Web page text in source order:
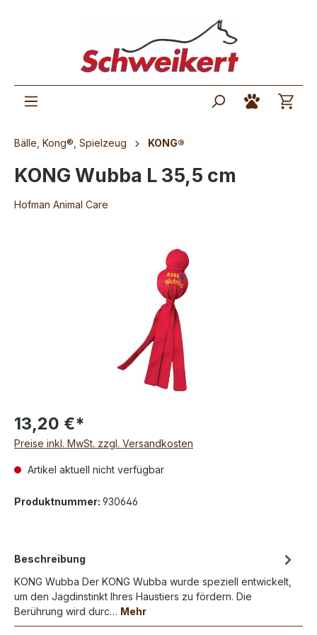
Bälle, Kong®, Spielzeug KONG®
KONG Wubba L 35,5 cm
Hofman Animal Care
13,20 €*
Preise inkl. MwSt. zzgl. Versandkosten
Artikel aktuell nicht verfügbar
Produktnummer: 930646
Beschreibung
KONG Wubba Der KONG Wubba wurde speziell entwickelt,
um den Jagdinstinkt Ihres Haustiers zu fördern. Die
Berührung wird durc… Mehr